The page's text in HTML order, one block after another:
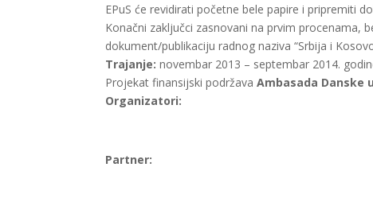
EPuS će revidirati početne bele papire i pripremiti
Konačni zaključci zasnovani na prvim procenama,
dokument/publikaciju radnog naziva “Srbija i
Trajanje: novembar 2013 – septembar 2014.
Projekat finansijski podržava Ambasada Danske
Organizatori:
Partner: